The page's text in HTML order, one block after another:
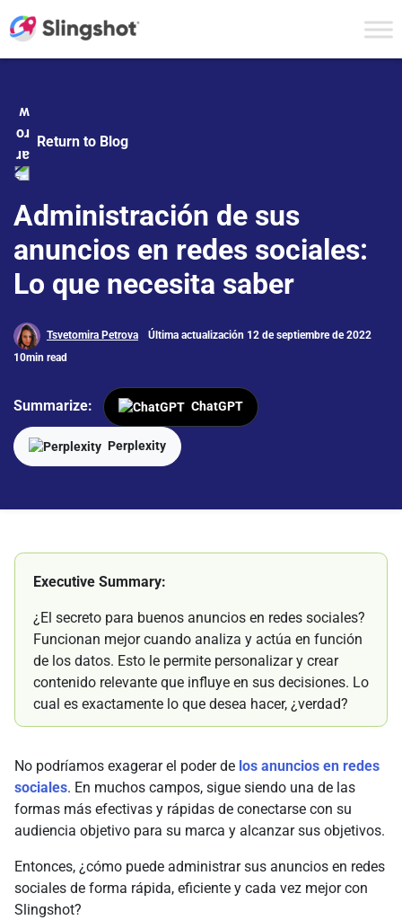
Return to Blog
Administración de sus
anuncios en redes sociales:
Lo que necesita saber
Tsvetomira Petrova
Última actualización 12 de septiembre de 2022
10min read
Summarize: ChatGPT
Perplexity
Executive Summary:
¿El secreto para buenos anuncios en redes sociales?
Funcionan mejor cuando analiza y actúa en función
de los datos. Esto le permite personalizar y crear
contenido relevante que influye en sus decisiones. Lo
cual es exactamente lo que desea hacer, ¿verdad?
No podríamos exagerar el poder de los anuncios en redes
sociales. En muchos campos, sigue siendo una de las
formas más efectivas y rápidas de conectarse con su
audiencia objetivo para su marca y alcanzar sus objetivos.
Entonces, ¿cómo puede administrar sus anuncios en redes
sociales de forma rápida, eficiente y cada vez mejor con
Slingshot?